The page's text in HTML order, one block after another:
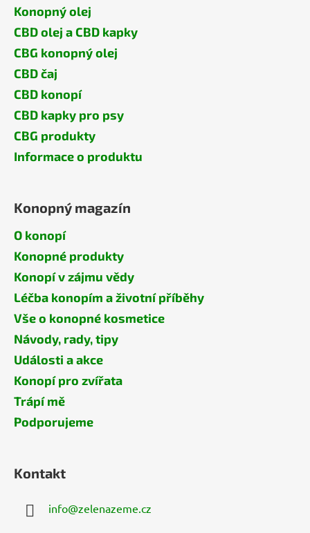
Konopný olej
CBD olej a CBD kapky
CBG konopný olej
CBD čaj
CBD konopí
CBD kapky pro psy
CBG produkty
Informace o produktu
Konopný magazín
O konopí
Konopné produkty
Konopí v zájmu vědy
Léčba konopím a životní příběhy
Vše o konopné kosmetice
Návody, rady, tipy
Události a akce
Konopí pro zvířata
Trápí mě
Podporujeme
Kontakt
info@zelenazeme.cz